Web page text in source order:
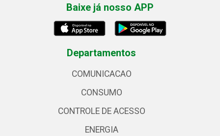
Baixe já nosso APP
Departamentos
COMUNICACAO
CONSUMO
CONTROLE DE ACESSO
ENERGIA